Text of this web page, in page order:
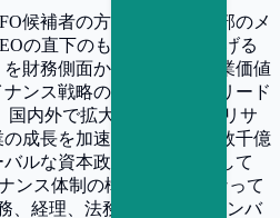
候補者の方には、経営幹部のメ
の直下のもと、TBMが掲げる
を財務側面から牽引し、企業価値
ンス戦略の立案・実行をリード
国内外で拡大するカーボンリサ
成長を加速させるため、数千億
ルな資本政策の構築、そして
ンス体制の構築が急務となって
、経理、法務、IR等）のメンバ